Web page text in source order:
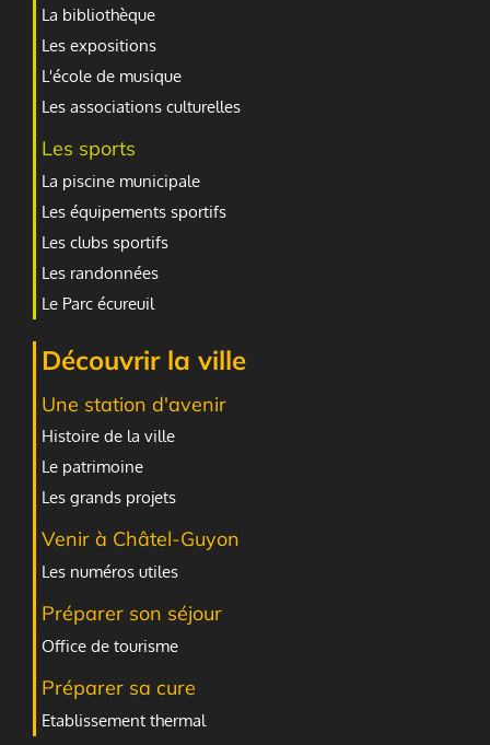
La bibliothèque
Les expositions
L'école de musique
Les associations culturelles
Les sports
La piscine municipale
Les équipements sportifs
Les clubs sportifs
Les randonnées
Le Parc écureuil
Découvrir la ville
Une station d'avenir
Histoire de la ville
Le patrimoine
Les grands projets
Venir à Châtel-Guyon
Les numéros utiles
Préparer son séjour
Office de tourisme
Préparer sa cure
Etablissement thermal